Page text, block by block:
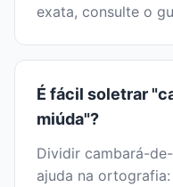
exata, consulte o
É fácil soletrar
miúda"?
Dividir cambará-
ajuda na ortografia: